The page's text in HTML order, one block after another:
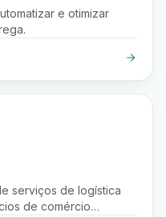
e otimizar
serviços de logística
de comércio